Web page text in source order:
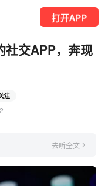
打开APP
交APP，奔现
注
去听全文